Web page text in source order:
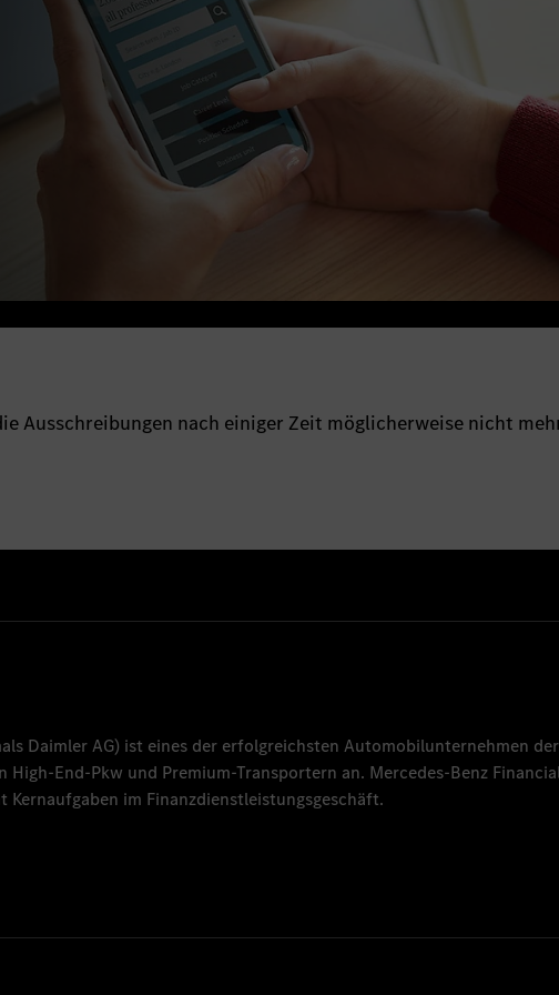
Ausschreibungen nach einiger Zeit möglicherweise nicht
Daimler AG) ist eines der erfolgreichsten Automobilunternehmen
High-End-Pkw und Premium-Transportern an. Mercedes-Benz
Kernaufgaben im Finanzdienstleistungsgeschäft.